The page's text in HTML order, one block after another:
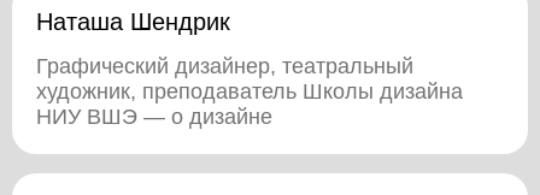
Наташа Шендрик
Графический дизайнер, театральный
художник, преподаватель Школы дизайна
НИУ ВШЭ — о дизайне